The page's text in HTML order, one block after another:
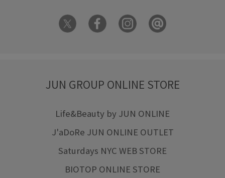
JUN GROUP ONLINE STORE
Life&Beauty by JUN ONLINE
J'aDoRe JUN ONLINE OUTLET
Saturdays NYC WEB STORE
BIOTOP ONLINE STORE